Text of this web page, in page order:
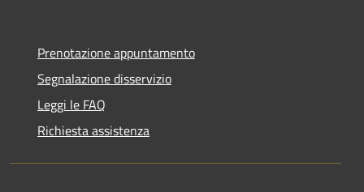
Prenotazione appuntamento
Segnalazione disservizio
Leggi le FAQ
Richiesta assistenza